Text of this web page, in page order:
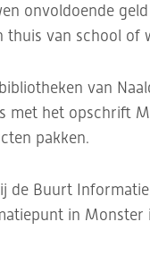
onvoldoende
thuis van school of
van
met het opschrift
pakken.
de Buurt
in Monster